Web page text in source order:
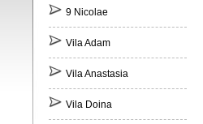
9 Nicolae
Vila Adam
Vila Anastasia
Vila Doina